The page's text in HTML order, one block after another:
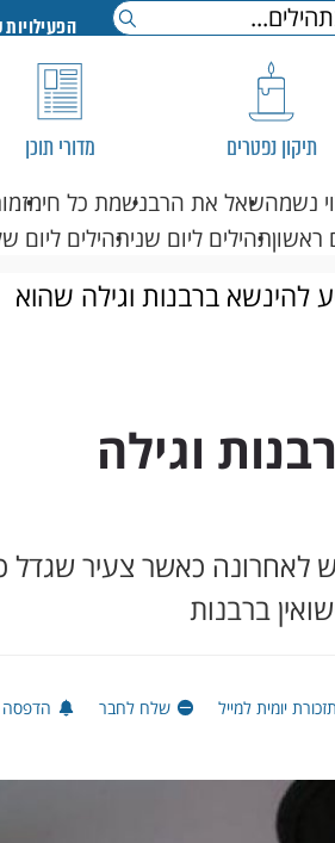
הפעילויות
תיקון נפטרים מדורי תוכן
נשמהשאל את הרבנשמת כל חי
ראשוןתהילים ליום שניתהילים ליום
להינשא ברבנות וגילה שהוא
וגילה
ממש לאחרונה כאשר צעיר שגדל
ברבנות
תזכורת יומית למייל שלח לחבר הדפסה